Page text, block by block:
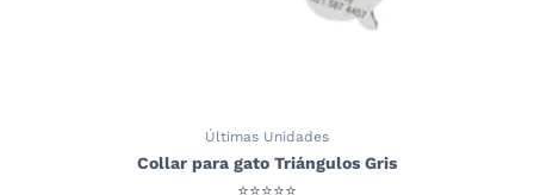
Últimas Unidades
Collar para gato Triángulos Gris
⭐⭐⭐⭐⭐